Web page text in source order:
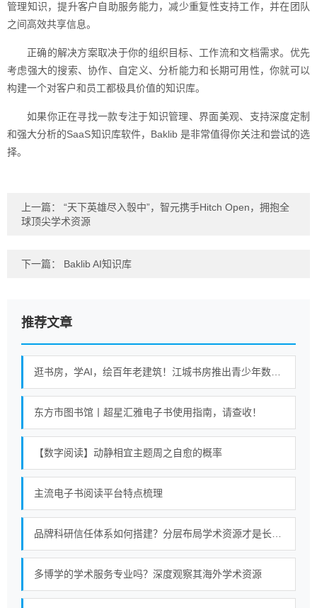
管理知识，提升客户自助服务能力，减少重复性支持工作，并在团队
之间高效共享信息。
正确的解决方案取决于你的组织目标、工作流和文档需求。优先
考虑强大的搜索、协作、自定义、分析能力和长期可用性，你就可以
构建一个对客户和员工都极具价值的知识库。
如果你正在寻找一款专注于知识管理、界面美观、支持深度定制
和强大分析的SaaS知识库软件，Baklib 是非常值得你关注和尝试的选
择。
上一篇： “天下英雄尽入彀中”，智元携手Hitch Open，拥抱全
球顶尖学术资源
下一篇： Baklib AI知识库
推荐文章
东方市图书馆丨超星汇雅电子书使用指南，请查收！
【数字阅读】动静相宜主题周之自愈的概率
主流电子书阅读平台特点梳理
多博学的学术服务专业吗？深度观察其海外学术资源